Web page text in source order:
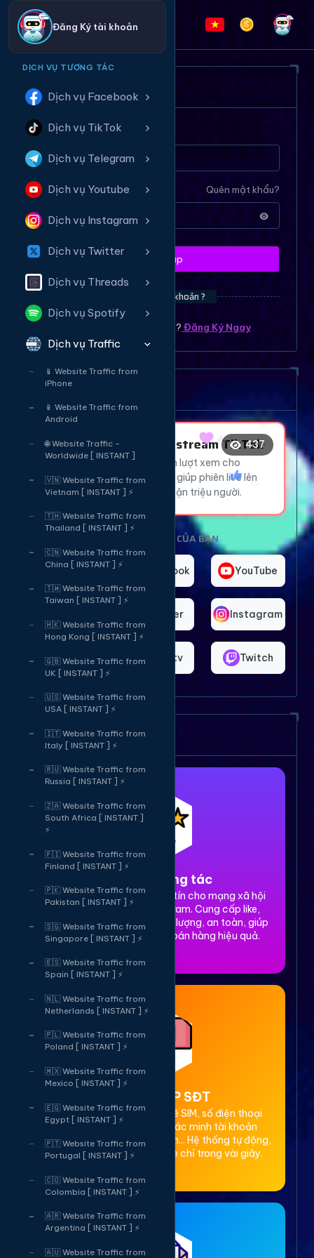
Đăng Ký tài khoản
DỊCH VỤ TƯƠNG TÁC
Dịch vụ Facebook
Dịch vụ TikTok
Dịch vụ Telegram
Dịch vụ Youtube
Dịch vụ Instagram
Dịch vụ Twitter
Dịch vụ Threads
Dịch vụ Spotify
Dịch vụ Traffic
📱 Website Traffic from
iPhone
📱 Website Traffic from
Android
🌐 Website Traffic -
Worldwide [ INSTANT ]
🇻🇳 Website Traffic from
Vietnam [ INSTANT ] ⚡
🇹🇭 Website Traffic from
Thailand [ INSTANT ] ⚡
🇨🇳 Website Traffic from
China [ INSTANT ] ⚡
🇹🇼 Website Traffic from
Taiwan [ INSTANT ] ⚡
🇭🇰 Website Traffic from
Hong Kong [ INSTANT ] ⚡
🇬🇧 Website Traffic from
UK [ INSTANT ] ⚡
🇺🇸 Website Traffic from
USA [ INSTANT ] ⚡
🇮🇹 Website Traffic from
Italy [ INSTANT ] ⚡
🇷🇺 Website Traffic from
Russia [ INSTANT ] ⚡
🇿🇦 Website Traffic from
South Africa [ INSTANT ]
⚡
🇫🇮 Website Traffic from
Finland [ INSTANT ] ⚡
🇵🇰 Website Traffic from
Pakistan [ INSTANT ] ⚡
🇸🇬 Website Traffic from
Singapore [ INSTANT ] ⚡
🇪🇸 Website Traffic from
Spain [ INSTANT ] ⚡
🇳🇱 Website Traffic from
Netherlands [ INSTANT ] ⚡
🇵🇱 Website Traffic from
Poland [ INSTANT ] ⚡
🇲🇽 Website Traffic from
Mexico [ INSTANT ] ⚡
🇪🇬 Website Traffic from
Egypt [ INSTANT ] ⚡
🇵🇹 Website Traffic from
Portugal [ INSTANT ] ⚡
🇨🇴 Website Traffic from
Colombia [ INSTANT ] ⚡
🇦🇷 Website Traffic from
Argentina [ INSTANT ] ⚡
🇦🇺 Website Traffic from
ĐĂNG NHẬP HỆ THỐNG
Tên tài khoản
Quên mật khẩu?
Mật khẩu
Đăng nhập
Bạn chưa có tài khoản ?
Bạn chưa có tài khoản ? ? Đăng Ký Ngay
Dịch vụ tăng mắt Livetream
Tăng Mắt Livestream TikTok
Thu hút hàng ngàn lượt xem cho
livestream TikTok, giúp phiên live lên
xu hướng và tiếp cận triệu người.
437
😍
🔥 🔥
😂
👍
CHỌN NỀN TẢNG CỦA BẠN
TikTok Facebook YouTube
Twitter Instagram
Shopee Bigo.tv Twitch
Dịch vụ của chúng tôi
1. Tăng tương tác
Dịch vụ tăng tương tác uy tín cho mạng xã hội
Facebook, TikTok, Instagram. Cung cấp like,
share, comment, view chất lượng, an toàn, giúp
xây dựng thương hiệu và bán hàng hiệu quả.
2. Thuê OTP SĐT
Cung cấp dịch vụ cho thuê SIM, số điện thoại
(SĐT) để nhận mã OTP xác minh tài khoản
Facebook, Google, Telegram... Hệ thống tự động,
bảo mật, giá rẻ, nhận code chỉ trong vài giây.